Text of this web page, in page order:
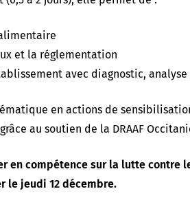
et la réglementation
avec diagnostic,
en actions de
au soutien de la DRAAF
en compétence sur la lutte
le jeudi 12 décembre.